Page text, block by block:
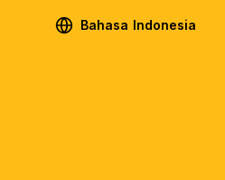
Bahasa Indonesia